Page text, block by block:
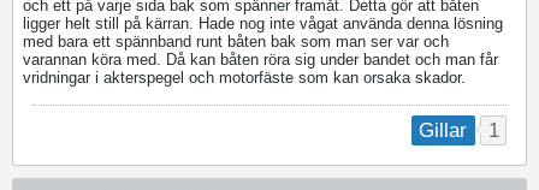
och ett på varje sida bak som spänner framåt. Detta gör att båten
ligger helt still på kärran. Hade nog inte vågat använda denna lösning
med bara ett spännband runt båten bak som man ser var och
varannan köra med. Då kan båten röra sig under bandet och man får
vridningar i akterspegel och motorfäste som kan orsaka skador.
Gillar 1